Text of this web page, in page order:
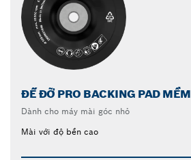
ĐẾ ĐỠ PRO BACKING PAD MỀM
Dành cho máy mài góc nhỏ
Mài với độ bền cao